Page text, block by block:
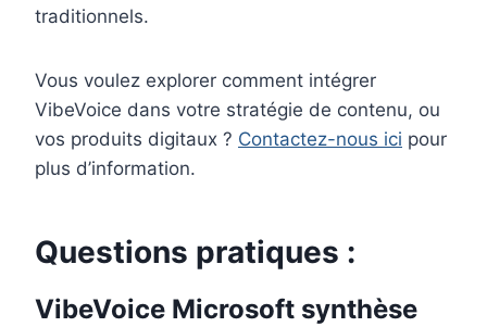
traditionnels.
Vous voulez explorer comment intégrer
VibeVoice dans votre stratégie de contenu, ou
vos produits digitaux ? Contactez-nous ici pour
plus d’information.
Questions pratiques :
VibeVoice Microsoft synthèse